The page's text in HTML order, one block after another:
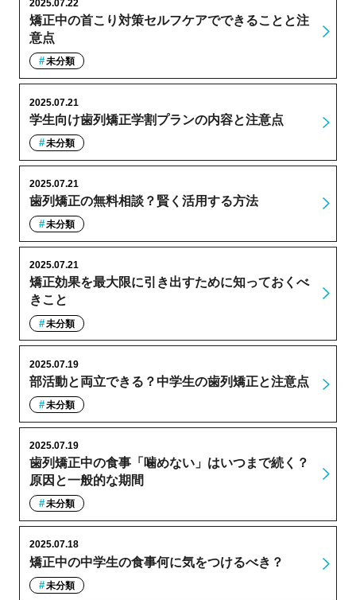
矯正中の首こり対策セルフケアでできることと注
意点
2025.07.22
未分類
学生向け歯列矯正学割プランの内容と注意点
2025.07.21
未分類
歯列矯正の無料相談？賢く活用する方法
2025.07.21
未分類
矯正効果を最大限に引き出すために知っておくべ
きこと
2025.07.21
未分類
部活動と両立できる？中学生の歯列矯正と注意点
2025.07.19
未分類
歯列矯正中の食事「噛めない」はいつまで続く？
原因と一般的な期間
2025.07.19
未分類
矯正中の中学生の食事何に気をつけるべき？
2025.07.18
未分類